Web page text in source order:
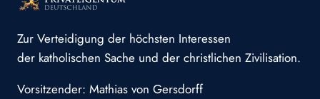
Zur Verteidigung der höchsten Interessen
der katholischen Sache und der christlichen Zivilisation.
Vorsitzender: Mathias von Gersdorff